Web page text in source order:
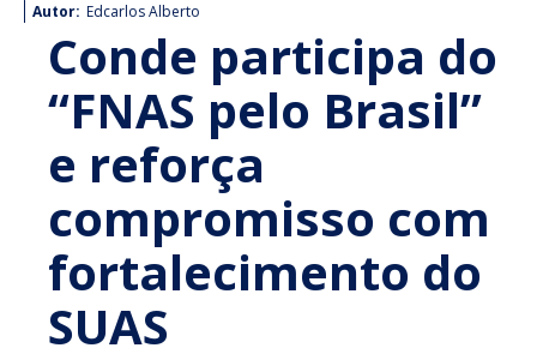
Autor: Edcarlos Alberto
Conde participa do
“FNAS pelo Brasil”
e reforça
compromisso com
fortalecimento do
SUAS